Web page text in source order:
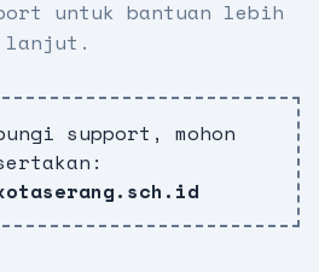
untuk bantuan lebih
lanjut.
support, mohon